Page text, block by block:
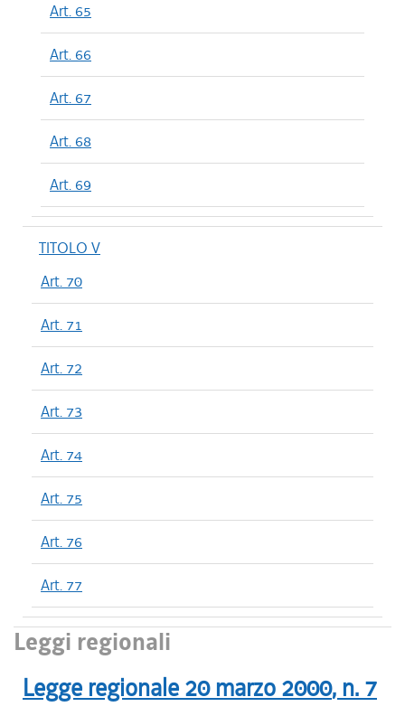
Art. 65
Art. 66
Art. 67
Art. 68
Art. 69
TITOLO V
Art. 70
Art. 71
Art. 72
Art. 73
Art. 74
Art. 75
Art. 76
Art. 77
Leggi regionali
Legge regionale 20 marzo 2000, n. 7